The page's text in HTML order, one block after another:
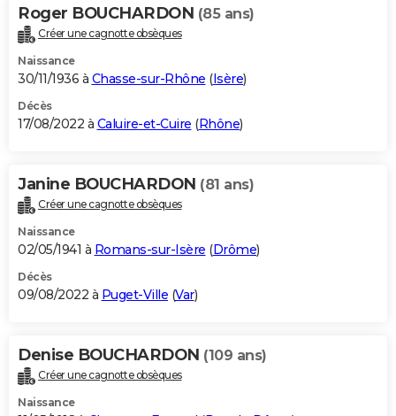
Roger BOUCHARDON (85 ans)
Créer une cagnotte obsèques
Naissance
30/11/1936 à Chasse-sur-Rhône (Isère)
Décès
17/08/2022 à Caluire-et-Cuire (Rhône)
Janine BOUCHARDON (81 ans)
Créer une cagnotte obsèques
Naissance
02/05/1941 à Romans-sur-Isère (Drôme)
Décès
09/08/2022 à Puget-Ville (Var)
Denise BOUCHARDON (109 ans)
Créer une cagnotte obsèques
Naissance